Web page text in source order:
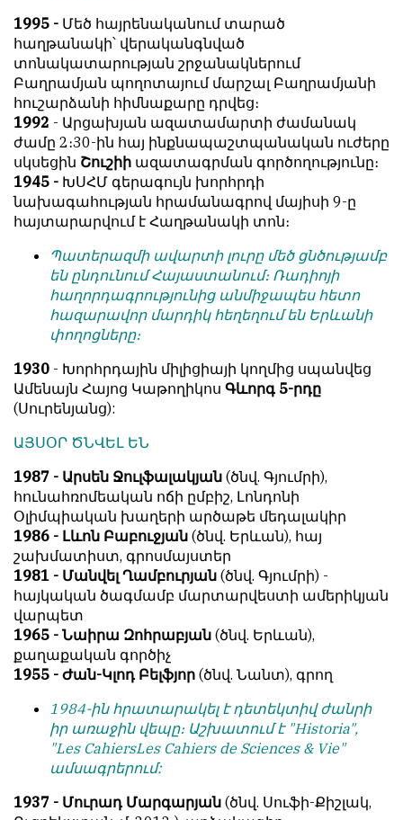
1995 - Մեծ հայրենականում տարած
հաղթանակի՝ վերականգնված
տոնակատարության շրջանակներում
Բաղրամյան պողոտայում մարշալ Բաղրամյանի
հուշարձանի հիմնաքարը դրվեց։
1992 - Արցախյան ազատամարտի ժամանակ
ժամը 2։30-ին հայ ինքնապաշտպանական ուժերը
սկսեցին Շուշիի ազատագրման գործողությունը։
1945 - ԽՍՀՄ գերագույն խորհրդի
նախագահության հրամանագրով մայիսի 9-ը
հայտարարվում է Հաղթանակի տոն։
Պատերազմի ավարտի լուրը մեծ ցնծությամբ
են ընդունում Հայաստանում։ Ռադիոյի
հաղորդագրությունից անմիջապես հետո
հազարավոր մարդիկ հեղեղում են Երևանի
փողոցները։
1930 - Խորհրդային միլիցիայի կողմից սպանվեց
Ամենայն Հայոց Կաթողիկոս Գևորգ 5-րդը
(Սուրենյանց):
ԱՅՍՕՐ ԾՆՎԵԼ ԵՆ
1987 - Արսեն Ջուլֆալակյան (ծնվ. Գյումրի),
հունահռոմեական ոճի ըմբիշ, Լոնդոնի
Օլիմպիական խաղերի արծաթե մեդալակիր
1986 - Լևոն Բաբուջյան (ծնվ. Երևան), հայ
շախմատիստ, գրոսմայստեր
1981 - Մանվել Ղամբուրյան (ծնվ. Գյումրի) -
հայկական ծագմամբ մարտարվեստի ամերիկյան
վարպետ
1965 - Նաիրա Զոհրաբյան (ծնվ. Երևան),
քաղաքական գործիչ
1955 - Ժան-Կլոդ Բելֆյոր (ծնվ. Նանտ), գրող
1984-ին հրատարակել է դետեկտիվ ժանրի
իր առաջին վեպը։ Աշխատում է "Historia",
"Les CahiersLes Cahiers de Sciences & Vie"
ամսագրերում:
1937 - Մուրադ Մարգարյան (ծնվ. Սուֆի-Քիշլակ,